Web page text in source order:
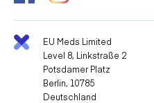
EU Meds Limited
Level 8, Linkstraße 2
Potsdamer Platz
Berlin, 10785
Deutschland